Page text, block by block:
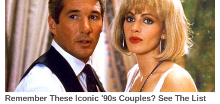
Remember These Iconic '90s Couples? See The List